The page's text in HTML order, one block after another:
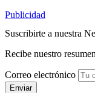
Publicidad
Suscribirte a nuestra
Recibe nuestro
Correo electrónico
Enviar